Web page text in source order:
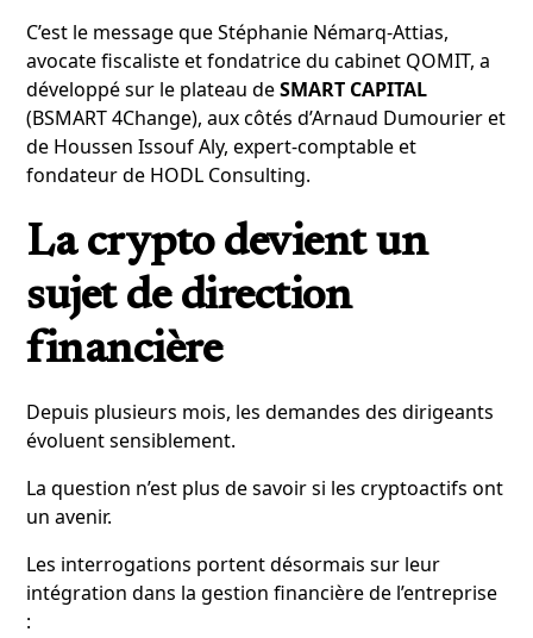
C’est le message que Stéphanie Némarq-Attias,
avocate fiscaliste et fondatrice du cabinet QOMIT, a
développé sur le plateau deSMART CAPITAL
(BSMART 4Change), aux côtés d’Arnaud Dumourier et
de Houssen Issouf Aly, expert-comptable et
fondateur de HODL Consulting.
La crypto devient un
sujet de direction
financière
Depuis plusieurs mois, les demandes des dirigeants
évoluent sensiblement.
La question n’est plus de savoir si les cryptoactifs ont
un avenir.
Les interrogations portent désormais sur leur
intégration dans la gestion financière de l’entreprise
: